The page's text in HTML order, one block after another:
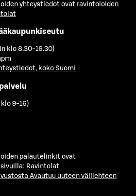
yhteystiedot ovat ravintoloiden
klo 8.30-16.30)
koko Suomi
9-16)
palautelinkit ovat
Ravintolat
Avautuu uuteen välilehteen